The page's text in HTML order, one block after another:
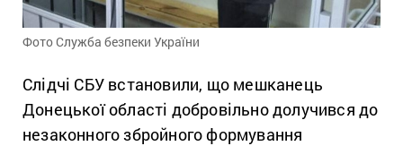
Фото Служба безпеки України
Слідчі СБУ встановили, що мешканець
Донецької області добровільно долучився до
незаконного збройного формування